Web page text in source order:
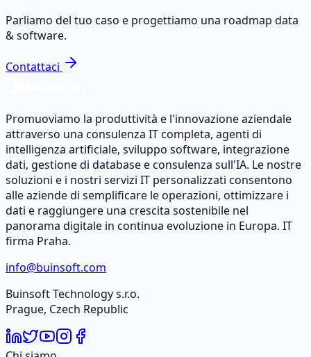
Parliamo del tuo caso e progettiamo una roadmap data
& software.
Contattaci
Promuoviamo la produttività e l'innovazione aziendale
attraverso una consulenza IT completa, agenti di
intelligenza artificiale, sviluppo software, integrazione
dati, gestione di database e consulenza sull'IA. Le nostre
soluzioni e i nostri servizi IT personalizzati consentono
alle aziende di semplificare le operazioni, ottimizzare i
dati e raggiungere una crescita sostenibile nel
panorama digitale in continua evoluzione in Europa. IT
firma Praha.
info@buinsoft.com
Buinsoft Technology s.r.o.
Prague, Czech Republic